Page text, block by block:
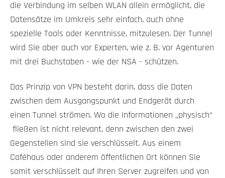
die Verbindung im selben WLAN allein ermöglicht, die
Datensätze im Umkreis sehr einfach, auch ohne
spezielle Tools oder Kenntnisse, mitzulesen. Der Tunnel
wird Sie aber auch vor Experten, wie z. B. vor Agenturen
mit drei Buchstaben - wie der NSA - schützen.
Das Prinzip von VPN besteht darin, dass die Daten
zwischen dem Ausgangspunkt und Endgerät durch
einen Tunnel strömen. Wo die Informationen „physisch“
fließen ist nicht relevant, denn zwischen den zwei
Gegenstellen sind sie verschlüsselt. Aus einem
Caféhaus oder anderem öffentlichen Ort können Sie
somit verschlüsselt auf Ihren Server zugreifen und von